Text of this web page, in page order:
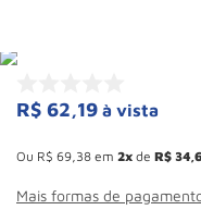
R$ 62,19 à vista
Ou R$ 69 38 em 2 de R$ 34
Mais formas de
8 º Talha
9º Paleteira
10 º Rodizio